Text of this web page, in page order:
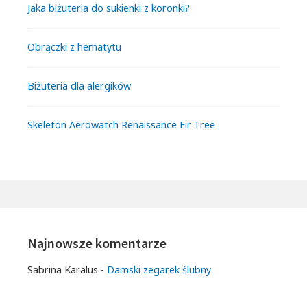
Jaka biżuteria do sukienki z koronki?
Obrączki z hematytu
Biżuteria dla alergików
Skeleton Aerowatch Renaissance Fir Tree
Najnowsze komentarze
Sabrina Karalus - Damski zegarek ślubny